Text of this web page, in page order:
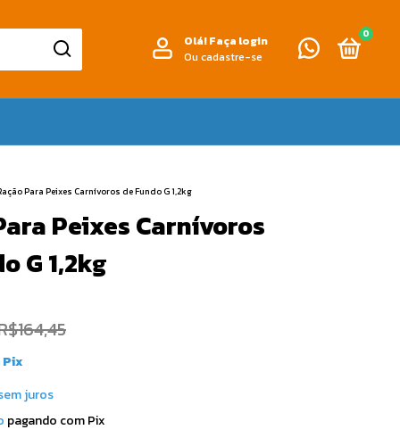
Olá!Faça login
Ou cadastre-se
0
Para Peixes Carnívoros de Fundo G 1,2kg
Peixes Carnívoros
G 1,2kg
Pix
juros
pagando com Pix